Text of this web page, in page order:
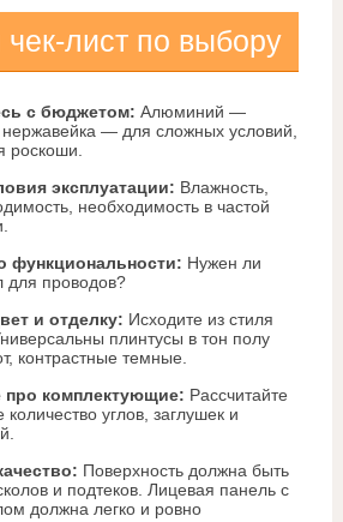
чек-лист по выбору
с бюджетом: Алюминий —
— для сложных условий,
роскоши.
эксплуатации: Влажность,
необходимость в частой
функциональности: Нужен ли
для проводов?
и отделку: Исходите из стиля
плинтусы в тон полу
контрастные темные.
про комплектующие: Рассчитайте
углов, заглушек и
Поверхность должна быть
и подтеков. Лицевая панель с
должна легко и ровно